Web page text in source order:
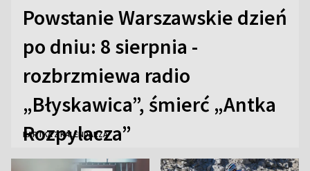
Powstanie Warszawskie dzień
po dniu: 8 sierpnia -
rozbrzmiewa radio
„Błyskawica”, śmierć „Antka
Rozpylacza”
KARTKA Z KALENDARZA